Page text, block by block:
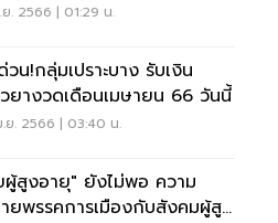
. 2566 | 01:29 น.
วน!กลุ่มเปราะบาง รับเงิน
ยางวดเดือนเมษายน 66 วันนี้
.ย. 2566 | 03:40 น.
ผู้สูงอายุ" ยังไม่พอ ความ
ยพรรคการเมืองกับสังคมผู้สูง